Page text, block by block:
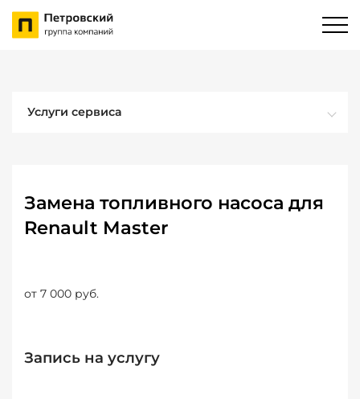
Услуги сервиса
Замена топливного насоса для
Renault Master
от 7 000 руб.
Запись на услугу